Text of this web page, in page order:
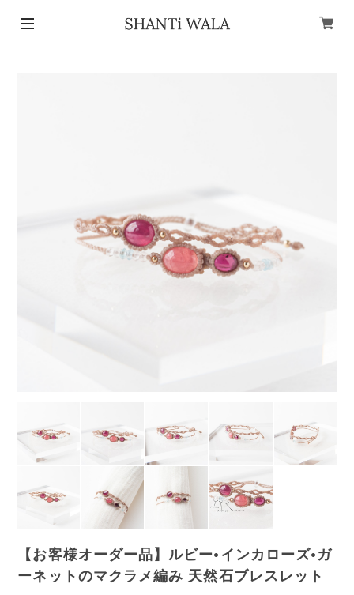
【お客様オーダー品】ルビー•インカローズ•ガ
ーネットのマクラメ編み 天然石ブレスレット